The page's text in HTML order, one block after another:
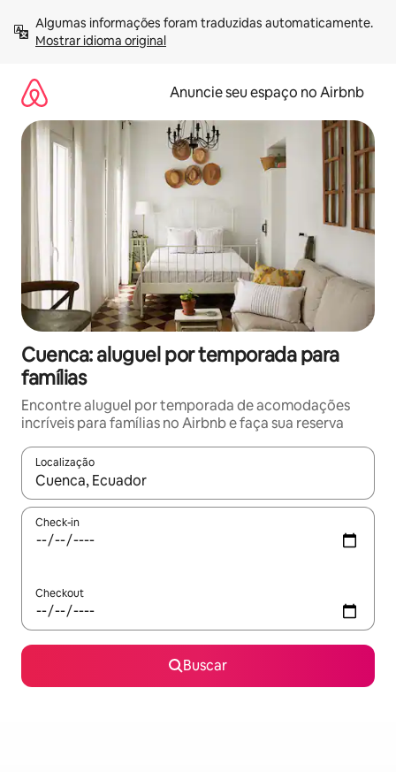
para
Mostrar idioma original
Anuncie seu espaço no Airbnb
Cuenca: aluguel por temporada para
famílias
Encontre aluguel por temporada de acomodações
incríveis para famílias no Airbnb e faça sua reserva
Localização
Quando os resultados estiverem disponíveis, explore-os
Check-in
Checkout
Buscar